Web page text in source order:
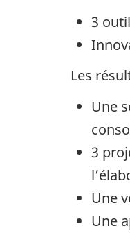
3
Les
Une
3
Une
Une